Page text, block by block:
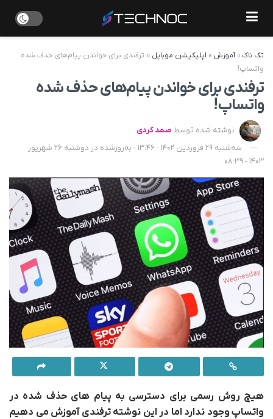
تک ناک»آموزش » اپلیکیشن موبایل » ترفندی برای خواندن پیام‌های حذف شده
واتساپ!
ترفندی برای خواندن پیام‌های حذف شده
واتساپ!
نوشته شده توسط صمد کردی
سه‌شنبه 29 فروردین 1402 - 13:46 - به‌روزشده در دوشنبه 26 شهریور
1403 - 08:39
هیچ روش رسمی برای دسترسی به پیام‌ های حذف شده در
واتساپ وجود ندارد اما در این نوشته ترفندی آموزش می دهیم